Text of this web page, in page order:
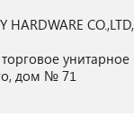
HARDWARE
дом № 71